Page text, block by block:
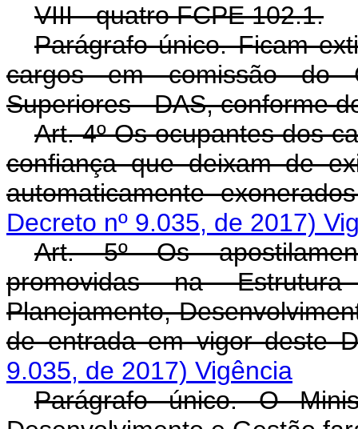
VIII - quatro FCPE 102.1.
Parágrafo único. Ficam
cargos em comissão do
Superiores - DAS, conforme
Art. 4º Os ocupantes dos
confiança que deixam de
automaticamente
Decreto nº 9.035, de 2017)
Art. 5º Os
promovidas na
Planejamento,
de entrada em vigor deste
9.035, de 2017) Vigência
Parágrafo único. O